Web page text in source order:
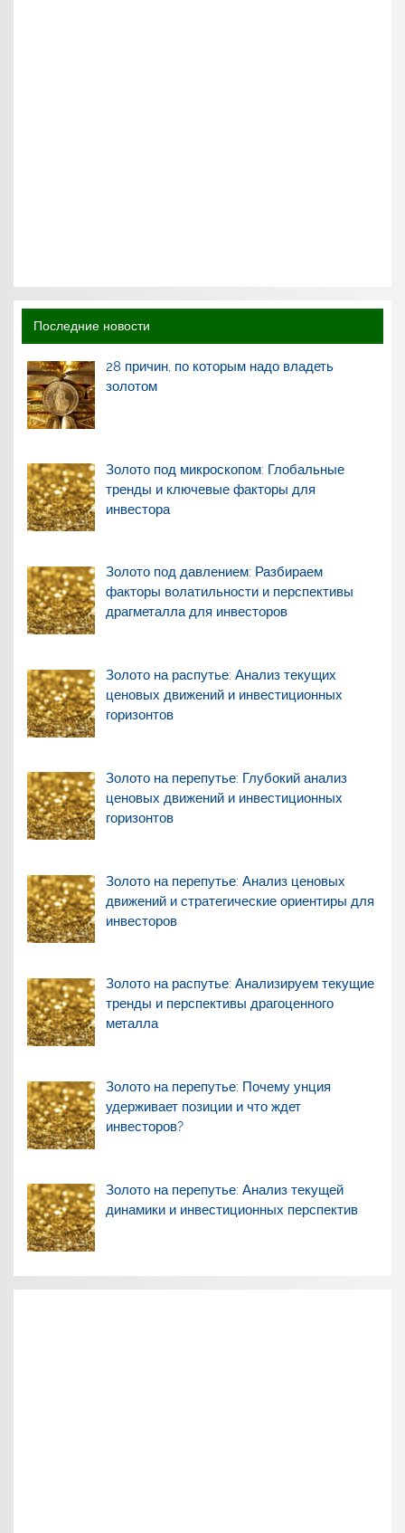
Последние новости
28 причин, по которым надо владеть
золотом
Золото под микроскопом: Глобальные
тренды и ключевые факторы для
инвестора
Золото под давлением: Разбираем
факторы волатильности и перспективы
драгметалла для инвесторов
Золото на распутье: Анализ текущих
ценовых движений и инвестиционных
горизонтов
Золото на перепутье: Глубокий анализ
ценовых движений и инвестиционных
горизонтов
Золото на перепутье: Анализ ценовых
движений и стратегические ориентиры для
инвесторов
Золото на распутье: Анализируем текущие
тренды и перспективы драгоценного
металла
Золото на перепутье: Почему унция
удерживает позиции и что ждет
инвесторов?
Золото на перепутье: Анализ текущей
динамики и инвестиционных перспектив